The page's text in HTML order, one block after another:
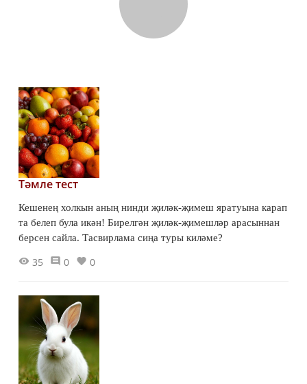
Тәмле тест
Кешенең холкын аның нинди җиләк-җимеш яратуына карап
та белеп була икән! Бирелгән җиләк-җимешләр арасыннан
берсен сайла. Тасвирлама сиңа туры киләме?
35 0 0